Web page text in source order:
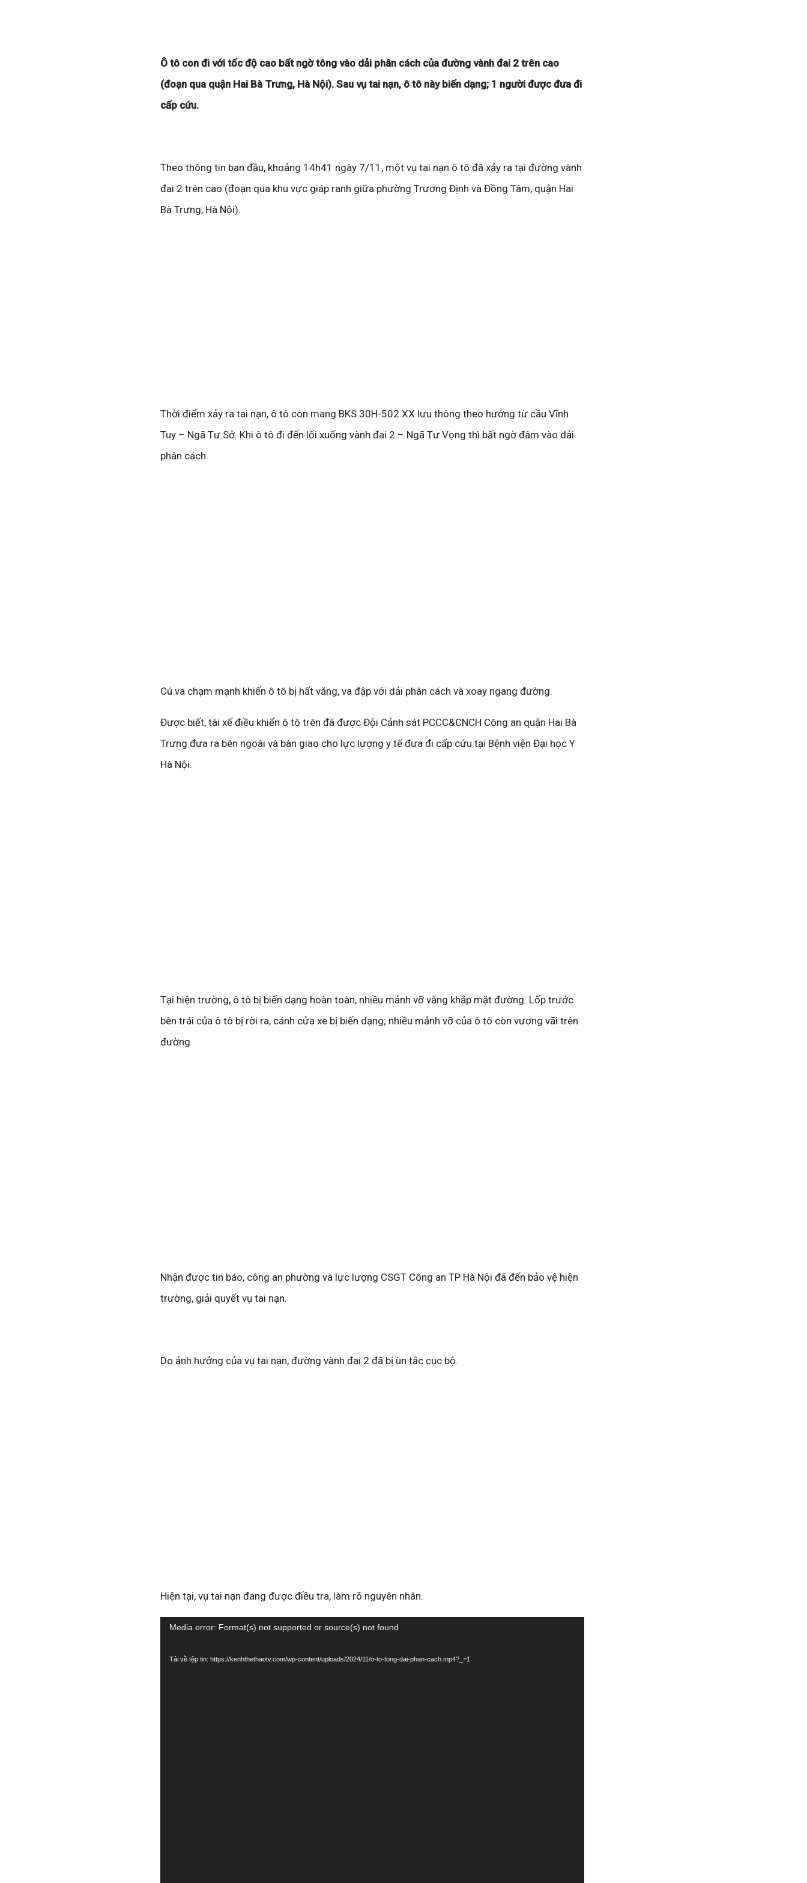
Ô tô con đi với tốc độ cao bất ngờ tông vào dải phân cách của đường vành đai 2 trên cao
(đoạn qua quận Hai Bà Trưng, Hà Nội). Sau vụ tai nạn, ô tô này biến dạng; 1 người được đưa đi
cấp cứu.
Theo thông tin ban đầu, khoảng 14h41 ngày 7/11, một vụ tai nạn ô tô đã xảy ra tại đường vành
đai 2 trên cao (đoạn qua khu vực giáp ranh giữa phường Trương Định và Đồng Tâm, quận Hai
Bà Trưng, Hà Nội).
Thời điểm xảy ra tai nạn, ô tô con mang BKS 30H-502.XX lưu thông theo hướng từ cầu Vĩnh
Tuy – Ngã Tư Sở. Khi ô tô đi đến lối xuống vành đai 2 – Ngã Tư Vọng thì bất ngờ đâm vào dải
phân cách.
Cú va chạm mạnh khiến ô tô bị hất văng, va đập với dải phân cách và xoay ngang đường.
Được biết, tài xế điều khiển ô tô trên đã được Đội Cảnh sát PCCC&CNCH Công an quận Hai Bà
Trưng đưa ra bên ngoài và bàn giao cho lực lượng y tế đưa đi cấp cứu tại Bệnh viện Đại học Y
Hà Nội.
Tại hiện trường, ô tô bị biến dạng hoàn toàn, nhiều mảnh vỡ văng khắp mặt đường. Lốp trước
bên trái của ô tô bị rời ra, cánh cửa xe bị biến dạng; nhiều mảnh vỡ của ô tô còn vương vãi trên
đường.
Nhận được tin báo, công an phường và lực lượng CSGT Công an TP Hà Nội đã đến bảo vệ hiện
trường, giải quyết vụ tai nạn.
Do ảnh hưởng của vụ tai nạn, đường vành đai 2 đã bị ùn tắc cục bộ.
Hiện tại, vụ tai nạn đang được điều tra, làm rõ nguyên nhân.
Trình
Media error: Format(s) not supported or source(s) not found
Tải về tệp tin: https://kenhthethaotv.com/wp-content/uploads/2024/11/o-to-tong-dai-phan-cach.mp4?_=1